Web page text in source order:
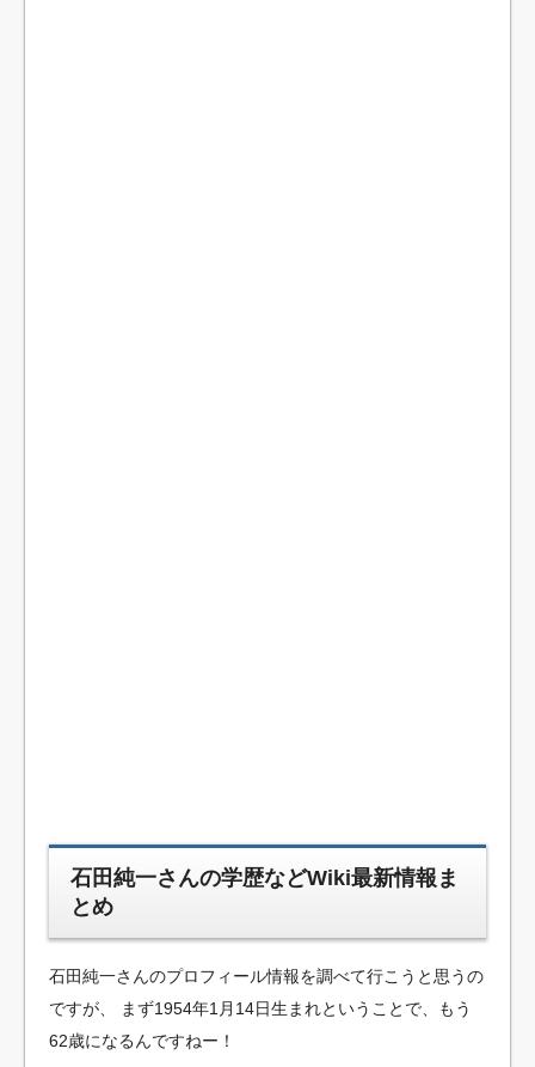
石田純一さんの学歴などWiki最新情報ま
とめ
石田純一さんのプロフィール情報を調べて行こうと思うの
ですが、
まず1954年1月14日生まれということで、もう
62歳になるんですねー！